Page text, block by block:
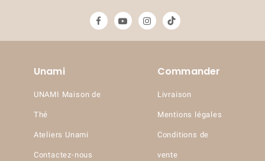
Unami
UNAMI Maison de
Thé
Ateliers Unami
Contactez-nous
Commander
Livraison
Mentions légales
Conditions de
vente